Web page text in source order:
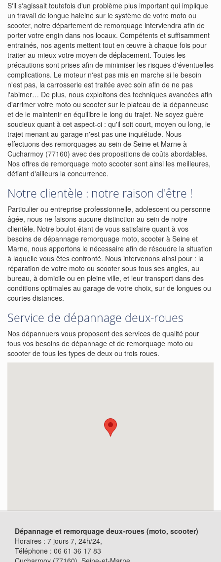
S'il s'agissait toutefois d'un problème plus important qui implique
un travail de longue haleine sur le système de votre moto ou
scooter, notre département de remorquage interviendra afin de
porter votre engin dans nos locaux. Compétents et suffisamment
entrainés, nos agents mettent tout en œuvre à chaque fois pour
traiter au mieux votre moyen de déplacement. Toutes les
précautions sont prises afin de minimiser les risques d'éventuelles
complications. Le moteur n'est pas mis en marche si le besoin
n'est pas, la carrosserie est traitée avec soin afin de ne pas
l'abimer… De plus, nous exploitons des techniques avancées afin
d'arrimer votre moto ou scooter sur le plateau de la dépanneuse
et de le maintenir en équilibre le long du trajet. Ne soyez guère
soucieux quant à cet aspect-ci : qu'il soit court, moyen ou long, le
trajet menant au garage n'est pas une inquiétude. Nous
effectuons des remorquages au sein de Seine et Marne à
Cucharmoy (77160) avec des propositions de coûts abordables.
Nos offres de remorquage moto scooter sont ainsi les meilleures,
défiant d'ailleurs la concurrence.
Notre clientèle : notre raison d'être !
Particulier ou entreprise professionnelle, adolescent ou personne
âgée, nous ne faisons aucune distinction au sein de notre
clientèle. Notre boulot étant de vous satisfaire quant à vos
besoins de dépannage remorquage moto, scooter à Seine et
Marne, nous apportons le nécessaire afin de résoudre la situation
à laquelle vous êtes confronté. Nous intervenons ainsi pour : la
réparation de votre moto ou scooter sous tous ses angles, au
bureau, à domicile ou en pleine ville, et leur transport dans des
conditions optimales au garage de votre choix, sur de longues ou
courtes distances.
Service de dépannage deux-roues
Nos dépannuers vous proposent des services de qualité pour
tous vos besoins de dépannage et de remorquage moto ou
scooter de tous les types de deux ou trois roues.
Dépannage et remorquage deux-roues (moto, scooter)
Horaires : 7 jours 7, 24h/24,
Téléphone : 06 61 36 17 83